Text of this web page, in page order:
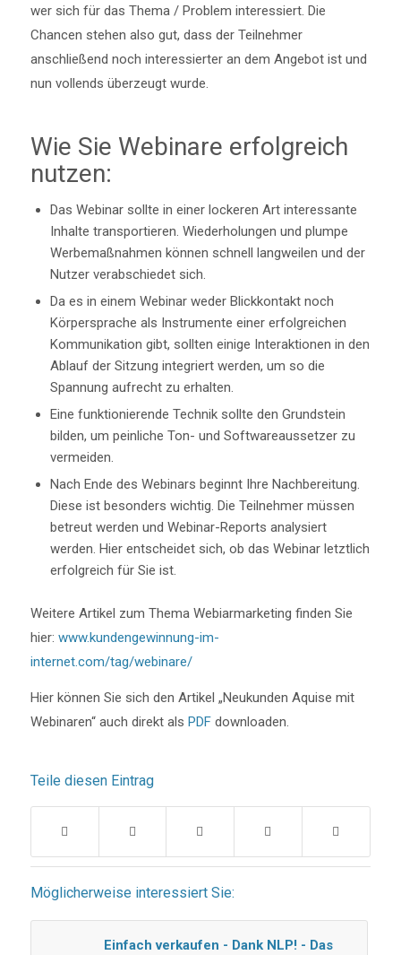
wer sich für das Thema / Problem interessiert. Die
Chancen stehen also gut, dass der Teilnehmer
anschließend noch interessierter an dem Angebot ist und
nun vollends überzeugt wurde.
Wie Sie Webinare erfolgreich
nutzen:
Das Webinar sollte in einer lockeren Art interessante
Inhalte transportieren. Wiederholungen und plumpe
Werbemaßnahmen können schnell langweilen und der
Nutzer verabschiedet sich.
Da es in einem Webinar weder Blickkontakt noch
Körpersprache als Instrumente einer erfolgreichen
Kommunikation gibt, sollten einige Interaktionen in den
Ablauf der Sitzung integriert werden, um so die
Spannung aufrecht zu erhalten.
Eine funktionierende Technik sollte den Grundstein
bilden, um peinliche Ton- und Softwareaussetzer zu
vermeiden.
Nach Ende des Webinars beginnt Ihre Nachbereitung.
Diese ist besonders wichtig. Die Teilnehmer müssen
betreut werden und Webinar-Reports analysiert
werden. Hier entscheidet sich, ob das Webinar letztlich
erfolgreich für Sie ist.
Weitere Artikel zum Thema Webiarmarketing finden Sie
hier: www.kundengewinnung-im-
internet.com/tag/webinare/
Hier können Sie sich den Artikel „Neukunden Aquise mit
Webinaren“ auch direkt als PDF downloaden.
Teile diesen Eintrag
Möglicherweise interessiert Sie:
Einfach verkaufen - Dank NLP! - Das